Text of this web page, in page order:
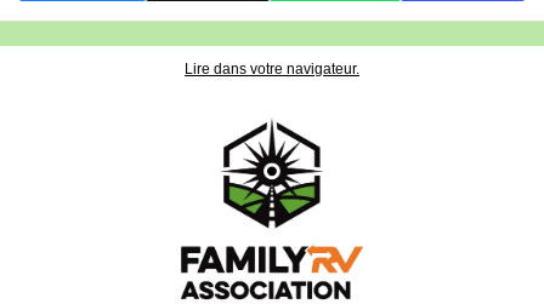
Lire dans votre navigateur.